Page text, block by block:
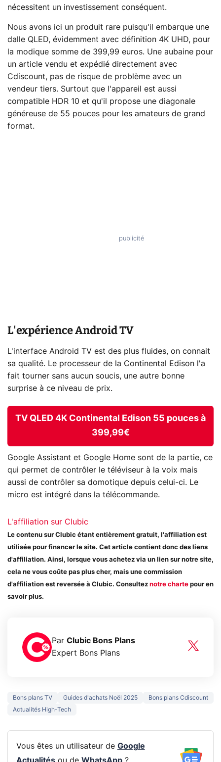
nécessitent un investissement conséquent.
Nous avons ici un produit rare puisqu'il embarque une
dalle QLED, évidemment avec définition 4K UHD, pour
la modique somme de 399,99 euros. Une aubaine pour
un article vendu et expédié directement avec
Cdiscount, pas de risque de problème avec un
vendeur tiers. Surtout que l'appareil est aussi
compatible HDR 10 et qu'il propose une diagonale
généreuse de 55 pouces pour les amateurs de grand
format.
L'expérience Android TV
L'interface Android TV est des plus fluides, on connait
sa qualité. Le processeur de la Continental Edison l'a
fait tourner sans aucun soucis, une autre bonne
surprise à ce niveau de prix.
TV QLED 4K Continental Edison 55 pouces à
399,99€
Google Assistant et Google Home sont de la partie, ce
qui permet de contrôler le téléviseur à la voix mais
aussi de contrôler sa domotique depuis celui-ci. Le
micro est intégré dans la télécommande.
L'affiliation sur Clubic
Le contenu sur Clubic étant entièrement gratuit, l'affiliation est
utilisée pour financer le site. Cet article contient donc des liens
d'affiliation. Ainsi, lorsque vous achetez via un lien sur notre site,
cela ne vous coûte pas plus cher, mais une commission
d'affiliation est reversée à Clubic. Consultez notre charte pour en
savoir plus.
Par Clubic Bons Plans
Expert Bons Plans
Bons plans TV Guides d'achats Noël 2025
Bons plans Cdiscount
Actualités High-Tech
Vous êtes un utilisateur de Google
Actualitésou de WhatsApp?